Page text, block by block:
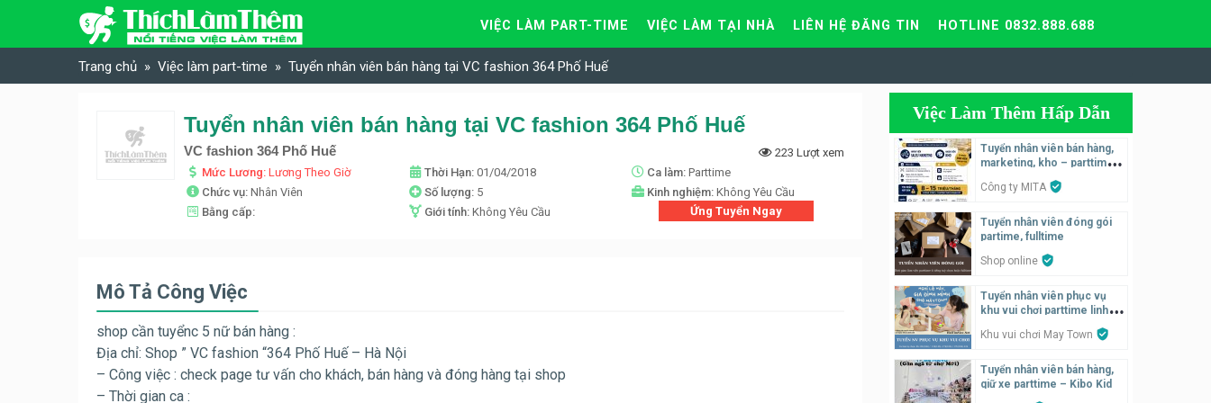
Skip to content
VIỆC LÀM PART-TIME VIỆC LÀM TẠI NHÀ LIÊN HỆ ĐĂNG TIN HOTLINE 0832.888.688
Trang chủ Việc làm part-time Tuyển nhân viên bán hàng tại VC fashion 364 Phố Huế
Tuyển nhân viên bán hàng tại VC fashion 364 Phố Huế
VC fashion 364 Phố Huế
223 Lượt xem
Mức Lương: Lương Theo Giờ Thời Hạn: 01/04/2018 Ca làm: Parttime
Chức vụ: Nhân Viên Số lượng: 5 Kinh nghiệm: Không Yêu Cầu
Bằng cấp:
Giới tính: Không Yêu Cầu Ứng Tuyển Ngay
Mô Tả Công Việc
shop cần tuyểnc 5 nữ bán hàng :
Địa chỉ: Shop ” VC fashion “364 Phố Huế – Hà Nội
– Công việc : check page tư vấn cho khách, bán hàng và đóng hàng tại shop
– Thời gian ca :
Việc Làm Thêm Hấp Dẫn
Tuyển nhân viên bán hàng,
marketing, kho – parttime,
Công ty MITA
Tuyển nhân viên đóng gói
partime, fulltime
Shop online
Tuyển nhân viên phục vụ
khu vui chơi parttime linh
Khu vui chơi May Town
Tuyển nhân viên bán hàng,
giữ xe parttime – Kibo Kid